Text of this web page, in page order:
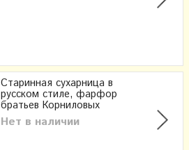
Старинная сухарница в
русском стиле, фарфор
братьев Корниловых
Нет в наличии